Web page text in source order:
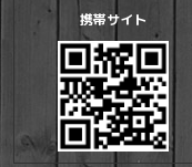
携帯サイト